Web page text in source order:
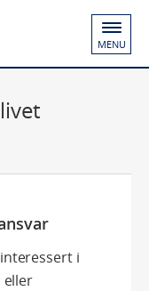
MENU
i
eller